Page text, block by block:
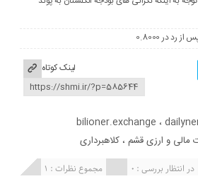
لینک کوتاه
bilioner.exchange ،
مالی و ارزی قشم ،کلاهبرداری
مجموع نظرات : 1 در انتظار بررسی : 0